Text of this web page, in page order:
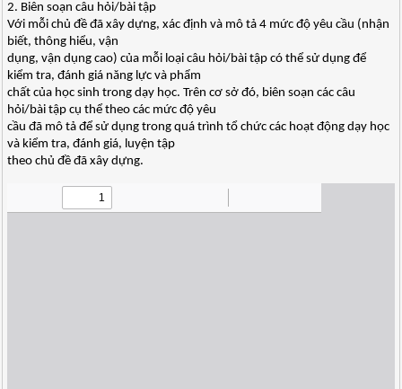
2. Biên soạn câu hỏi/bài tập
Với mỗi chủ đề đã xây dựng, xác định và mô tả 4 mức độ yêu cầu (nhận
biết, thông hiểu, vận
dụng, vận dụng cao) của mỗi loại câu hỏi/bài tập có thể sử dụng để
kiểm tra, đánh giá năng lực và phẩm
chất của học sinh trong dạy học. Trên cơ sở đó, biên soạn các câu
hỏi/bài tập cụ thể theo các mức độ yêu
cầu đã mô tả để sử dụng trong quá trình tổ chức các hoạt động dạy học
và kiểm tra, đánh giá, luyện tập
theo chủ đề đã xây dựng.